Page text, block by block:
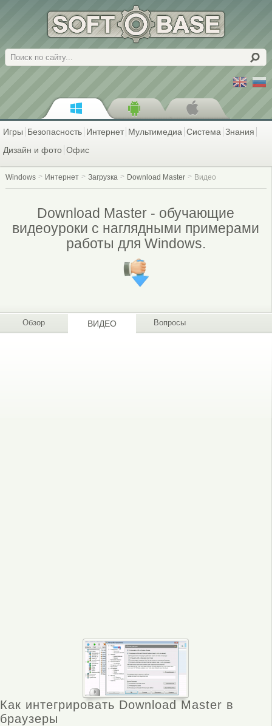
Поиск
Игры Безопасность Интернет Мультимедиа Система Знания
Дизайн и фото Офис
Windows Интернет Загрузка Download Master Видео
Download Master - обучающие
видеоуроки с наглядными примерами
работы для Windows.
Обзор ВИДЕО Вопросы
Как интегрировать Download Master в
браузеры